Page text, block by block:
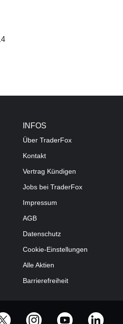
INFOS
Über TraderFox
Kontakt
Vertrag Kündigen
Jobs bei TraderFox
Impressum
AGB
Datenschutz
Cookie-Einstellungen
Alle Aktien
Barrierefreiheit